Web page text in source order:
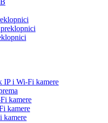
i Wi-Fi kamere
kamere
kamere
kamere